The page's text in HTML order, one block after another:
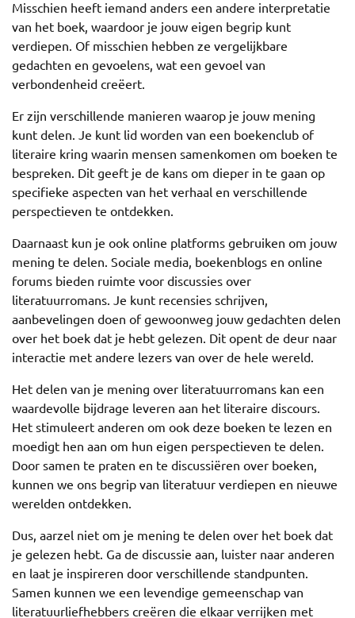
Misschien heeft iemand anders een andere interpretatie
van het boek, waardoor je jouw eigen begrip kunt
verdiepen. Of misschien hebben ze vergelijkbare
gedachten en gevoelens, wat een gevoel van
verbondenheid creëert.
Er zijn verschillende manieren waarop je jouw mening
kunt delen. Je kunt lid worden van een boekenclub of
literaire kring waarin mensen samenkomen om boeken te
bespreken. Dit geeft je de kans om dieper in te gaan op
specifieke aspecten van het verhaal en verschillende
perspectieven te ontdekken.
Daarnaast kun je ook online platforms gebruiken om jouw
mening te delen. Sociale media, boekenblogs en online
forums bieden ruimte voor discussies over
literatuurromans. Je kunt recensies schrijven,
aanbevelingen doen of gewoonweg jouw gedachten delen
over het boek dat je hebt gelezen. Dit opent de deur naar
interactie met andere lezers van over de hele wereld.
Het delen van je mening over literatuurromans kan een
waardevolle bijdrage leveren aan het literaire discours.
Het stimuleert anderen om ook deze boeken te lezen en
moedigt hen aan om hun eigen perspectieven te delen.
Door samen te praten en te discussiëren over boeken,
kunnen we ons begrip van literatuur verdiepen en nieuwe
werelden ontdekken.
Dus, aarzel niet om je mening te delen over het boek dat
je gelezen hebt. Ga de discussie aan, luister naar anderen
en laat je inspireren door verschillende standpunten.
Samen kunnen we een levendige gemeenschap van
literatuurliefhebbers creëren die elkaar verrijken met